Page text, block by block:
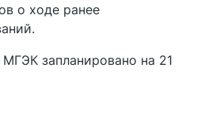
о ходе ранее
запланировано на 21